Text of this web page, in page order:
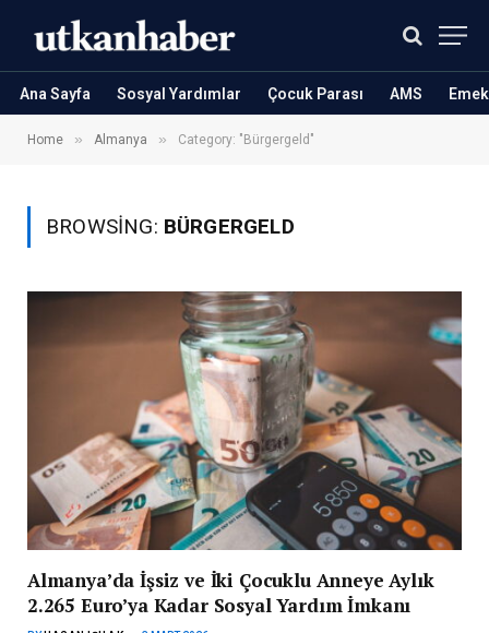
Ana Sayfa Sosyal Yardımlar Çocuk Parası AMS
Home » Almanya » Category: "Bürgergeld"
BROWSING: BÜRGERGELD
Almanya’da İşsiz ve İki Çocuklu Anneye Aylık
2.265 Euro’ya Kadar Sosyal Yardım İmkanı